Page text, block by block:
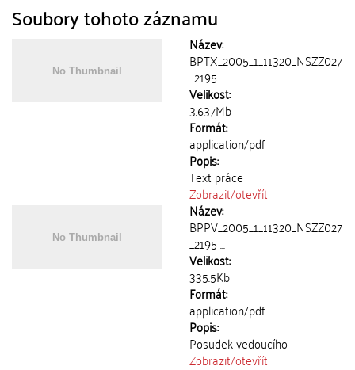
Soubory tohoto záznamu
Název:
BPTX_2005_1_11320_NSZZ027
_2195 ...
Velikost:
3.637Mb
Formát:
application/pdf
Popis:
Text práce
Zobrazit/otevřít
Název:
BPPV_2005_1_11320_NSZZ027
_2195 ...
Velikost:
335.5Kb
Formát:
application/pdf
Popis:
Posudek vedoucího
Zobrazit/otevřít